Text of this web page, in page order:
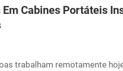
Cabines Portáteis
trabalham remotamente